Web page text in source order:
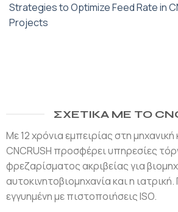
Strategies to Optimize Feed Rate in
Projects
ΣΧΕΤΙΚΆ ΜΕ ΤΟ
Με 12 χρόνια εμπειρίας στη
CNCRUSH προσφέρει υπηρεσίες
φρεζαρίσματος ακριβείας για
αυτοκινητοβιομηχανία και η
εγγυημένη με πιστοποιήσεις ISO.